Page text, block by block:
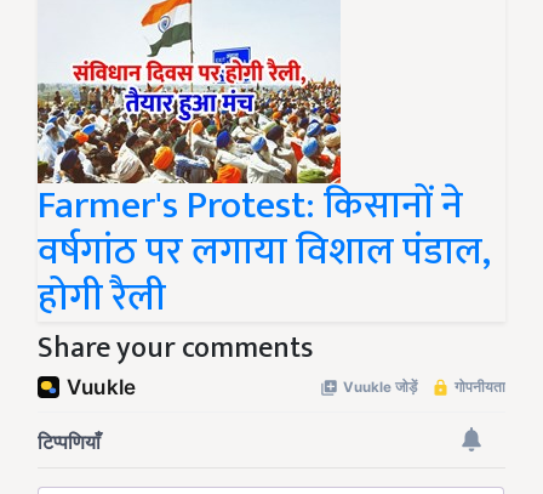
Farmer's Protest: किसानों ने
वर्षगांठ पर लगाया विशाल पंडाल,
होगी रैली
Share your comments